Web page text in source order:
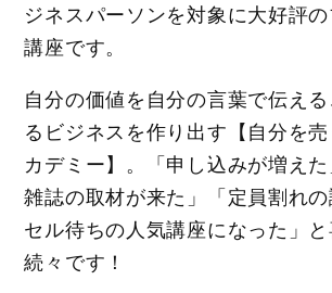
ジネスパーソンを対象に大好評
講座です。
自分の価値を自分の言葉で伝え
るビジネスを作り出す【自分を
カデミー】。「申し込みが増え
雑誌の取材が来た」「定員割れ
セル待ちの人気講座になった」
続々です！